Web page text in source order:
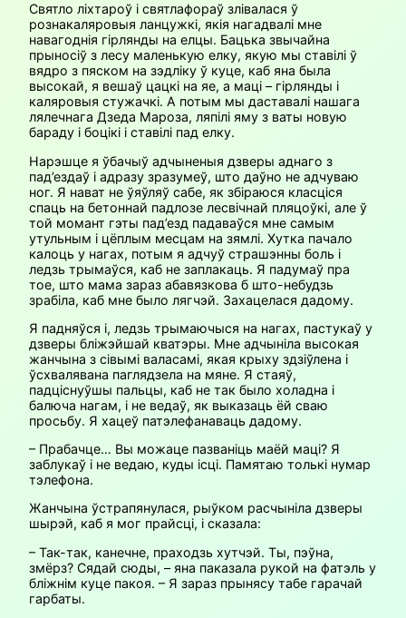
Святло ліхтароў і святлафораў злівалася ў
рознакаляровыя ланцужкі, якія нагадвалі мне
навагоднія гірлянды на елцы. Бацька звычайна
прыносіў з лесу маленькую елку, якую мы ставілі ў
вядро з пяском на зэдліку ў куце, каб яна была
высокай, я вешаў цацкі на яе, а маці – гірлянды і
каляровыя стужачкі. А потым мы даставалі нашага
лялечнага Дзеда Мароза, ляпілі яму з ваты новую
бараду і боцікі і ставілі пад елку.
Нарэшце я ўбачыў адчыненыя дзверы аднаго з
пад’ездаў і адразу зразумеў, што даўно не адчуваю
ног. Я нават не ўяўляў сабе, як збіраюся класціся
спаць на бетоннай падлозе лесвічнай пляцоўкі, але ў
той момант гэты пад’езд падаваўся мне самым
утульным і цёплым месцам на зямлі. Хутка пачало
калоць у нагах, потым я адчуў страшэнны боль і
ледзь трымаўся, каб не заплакаць. Я падумаў пра
тое, што мама зараз абавязкова б што-небудзь
зрабіла, каб мне было лягчэй. Захацелася дадому.
Я падняўся і, ледзь трымаючыся на нагах, пастукаў у
дзверы бліжэйшай кватэры. Мне адчыніла высокая
жанчына з сівымі валасамі, якая крыху здзіўлена і
ўсхвалявана паглядзела на мяне. Я стаяў,
падціснуўшы пальцы, каб не так было холадна і
балюча нагам, і не ведаў, як выказаць ёй сваю
просьбу. Я хацеў патэлефанаваць дадому.
– Прабачце… Вы можаце пазваніць маёй маці? Я
заблукаў і не ведаю, куды ісці. Памятаю толькі нумар
тэлефона.
Жанчына ўстрапянулася, рыўком расчыніла дзверы
шырэй, каб я мог прайсці, і сказала:
– Так-так, канечне, праходзь хутчэй. Ты, пэўна,
змёрз? Сядай сюды, – яна паказала рукой на фатэль у
бліжнім куце пакоя. – Я зараз прынясу табе гарачай
гарбаты.